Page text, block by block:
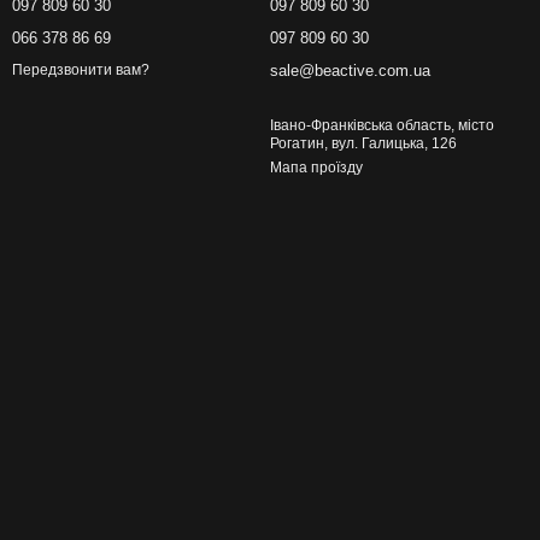
097 809 60 30
066 378 86 69
Передзвонити вам?
097 809 60 30
097 809 60 30
sale@beactive.com.ua
Івано-Франківська область, місто
Рогатин, вул. Галицька, 126
Мапа проїзду